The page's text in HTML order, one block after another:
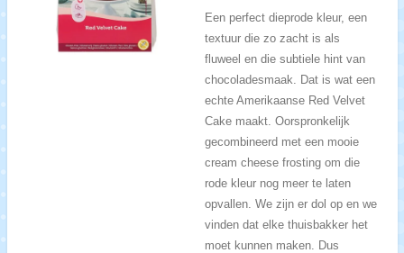
Een perfect dieprode kleur, een
textuur die zo zacht is als
fluweel en die subtiele hint van
chocoladesmaak. Dat is wat een
echte Amerikaanse Red Velvet
Cake maakt. Oorspronkelijk
gecombineerd met een mooie
cream cheese frosting om die
rode kleur nog meer te laten
opvallen. We zijn er dol op en we
vinden dat elke thuisbakker het
moet kunnen maken. Dus